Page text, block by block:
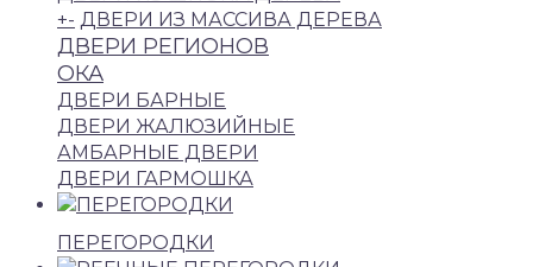
+- ДВЕРИ ИЗ МАССИВА ДЕРЕВА
ДВЕРИ РЕГИОНОВ
ОКА
ДВЕРИ БАРНЫЕ
ДВЕРИ ЖАЛЮЗИЙНЫЕ
АМБАРНЫЕ ДВЕРИ
ДВЕРИ ГАРМОШКА
ПЕРЕГОРОДКИ